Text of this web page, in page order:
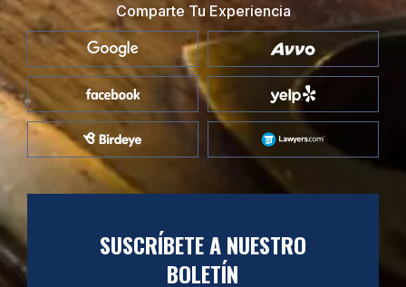
Comparte Tu Experiencia
SUSCRÍBETE A NUESTRO
BOLETÍN